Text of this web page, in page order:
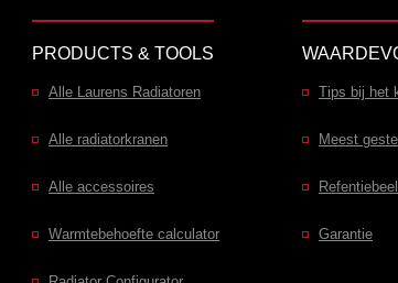
PRODUCTS & TOOLS
Alle Laurens Radiatoren
Alle radiatorkranen
Alle accessoires
Warmtebehoefte calculator
Tips bij het
Meest
Garantie